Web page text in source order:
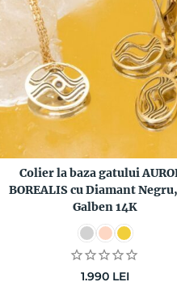
Colier la baza gatului
BOREALIS cu Diamant
Galben 14K
1.990 LEI